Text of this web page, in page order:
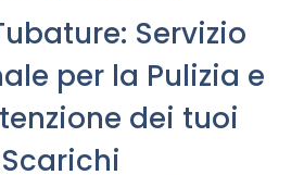
Servizio
per la Pulizia e
dei tuoi
Scarichi